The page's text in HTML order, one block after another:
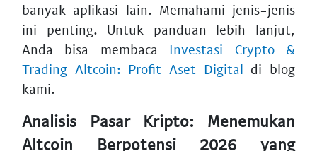
banyak aplikasi lain. Memahami jenis-jenis
ini penting. Untuk panduan lebih lanjut,
Anda bisa membaca Investasi Crypto &
Trading Altcoin: Profit Aset Digital di blog
kami.
Analisis Pasar Kripto: Menemukan
Altcoin Berpotensi 2026 yang